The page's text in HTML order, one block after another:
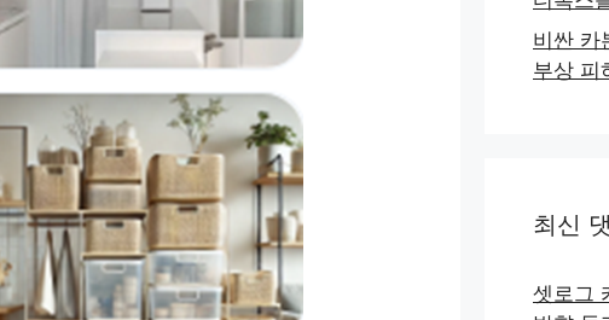
비싼 카
부상 피
최신
셋로그